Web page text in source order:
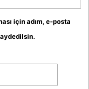
için adım, e-posta